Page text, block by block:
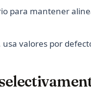
para mantener
valores por